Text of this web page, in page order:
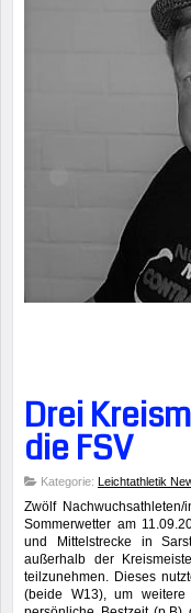
Drei
die FSV
Kategorie: Leichtathletik
Zwölf
Sommerwetter am
und Mittelstrecke in
außerhalb der
teilzunehmen. Dieses
(beide W13), um